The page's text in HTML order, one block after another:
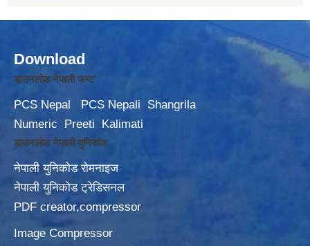
Download
डाउनलोड नेपाली फन्ट
PCS Nepal PCS Nepali
Shangrila
Numeric
Preeti Kalimati
डाउनलोड नेपाली युनिकोड
नेपाली युनिकोड रोमनाइज
नेपाली युनिकोड ट्रेडिसनल
PDF creator,compressor
Image Compressor